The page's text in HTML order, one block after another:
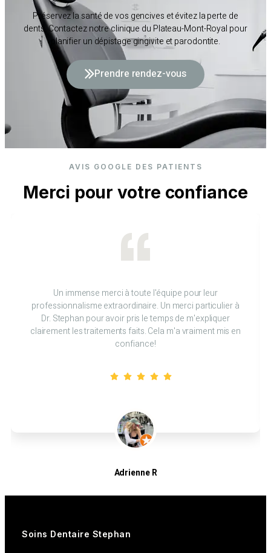
Préservez la santé de vos gencives et évitez la perte de
dents. Contactez notre clinique du Plateau-Mont-Royal pour
planifier un dépistage gingivite et parodontite.
Prendre rendez-vous
AVIS GOOGLE DES PATIENTS
Merci pour votre confiance
Adrienne R
Un immense merci à toute l'équipe pour leur
professionnalisme extraordinaire. Un merci particulier à
Dr. Stephan pour avoir pris le temps de m'expliquer
clairement les traitements faits. Cela m'a vraiment mis en
confiance!
Soins Dentaire Stephan